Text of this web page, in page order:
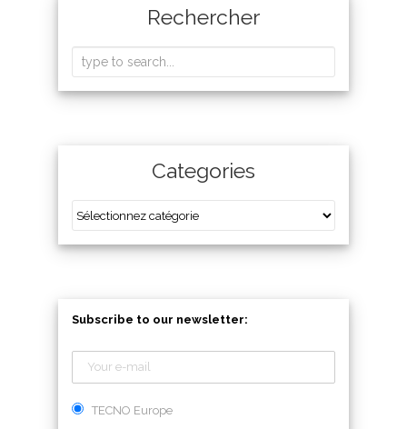
Rechercher
Categories
Subscribe to our newsletter:
TECNO Europe